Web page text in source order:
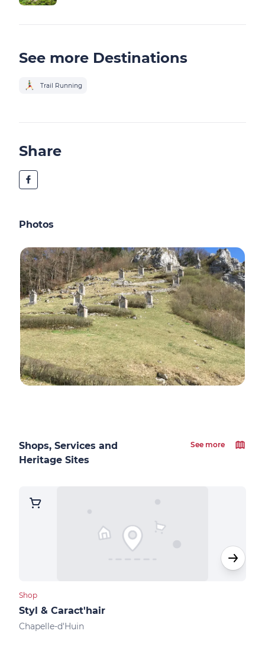
See more Destinations
Trail Running
Share
Photos
Shops, Services and
Heritage Sites
See more
Shop
Styl & Caract'hair
Chapelle-d'Huin